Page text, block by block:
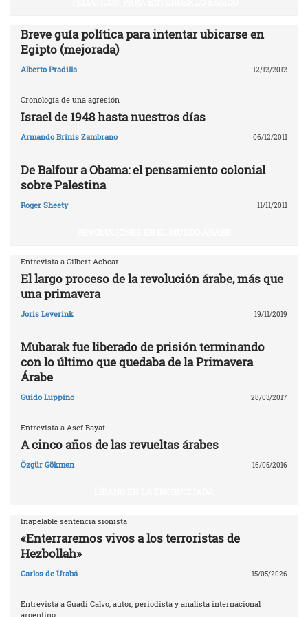
Breve guía política para intentar ubicarse en
Egipto (mejorada)
Alberto Pradilla 12/12/2012
Cronología de una agresión
Israel de 1948 hasta nuestros días
Armando Brinis Zambrano 06/12/2011
De Balfour a Obama: el pensamiento colonial
sobre Palestina
Roger Sheety 11/11/2011
Entrevista a Gilbert Achcar
El largo proceso de la revolución árabe, más que
una primavera
Joris Leverink 19/11/2019
Mubarak fue liberado de prisión terminando
con lo último que quedaba de la Primavera
Árabe
Guido Luppino 28/03/2017
Entrevista a Asef Bayat
A cinco años de las revueltas árabes
Özgür Gökmen 16/05/2016
Inapelable sentencia sionista
«Enterraremos vivos a los terroristas de
Hezbollah»
Carlos de Urabá 15/05/2026
Entrevista a Guadi Calvo, autor, periodista y analista internacional
argentino